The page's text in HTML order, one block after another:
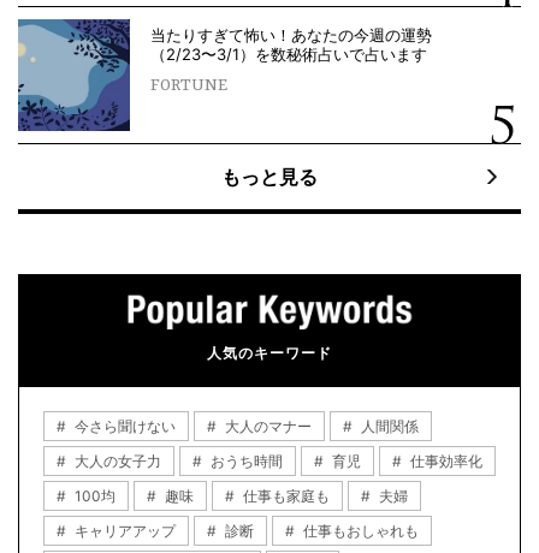
当たりすぎて怖い！あなたの今週の運勢
（2/23〜3/1）を数秘術占いで占います
FORTUNE
もっと見る
人気のキーワード
今さら聞けない 大人のマナー
人間関係
大人の女子力
おうち時間 育児
仕事効率化
100均
趣味 仕事も家庭も
夫婦
キャリアアップ
診断
仕事もおしゃれも